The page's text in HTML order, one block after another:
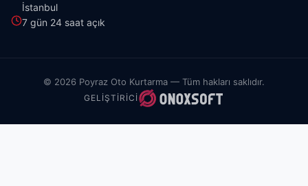
İstanbul
7 gün 24 saat açık
© 2026 Poyraz Oto Kurtarma — Tüm hakları saklıdır.
GELIŞTIRICI